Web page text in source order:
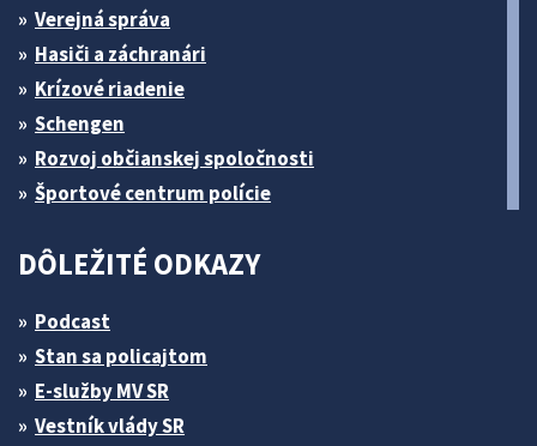
Verejná správa
Hasiči a záchranári
Krízové riadenie
Schengen
Rozvoj občianskej spoločnosti
Športové centrum polície
DÔLEŽITÉ ODKAZY
Podcast
Stan sa policajtom
E-služby MV SR
Vestník vlády SR